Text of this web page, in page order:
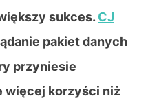
sukces. CJ
pakiet danych
przyniesie
więcej korzyści niż